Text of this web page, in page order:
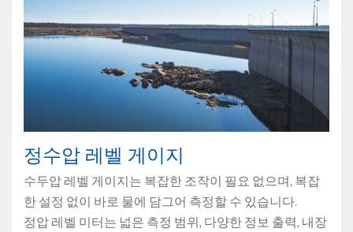
정수압 레벨 게이지
수두압 레벨 게이지는 복잡한 조작이 필요 없으며, 복잡
한 설정 없이 바로 물에 담그어 측정할 수 있습니다.
정압 레벨 미터는 넓은 측정 범위, 다양한 정보 출력, 내장